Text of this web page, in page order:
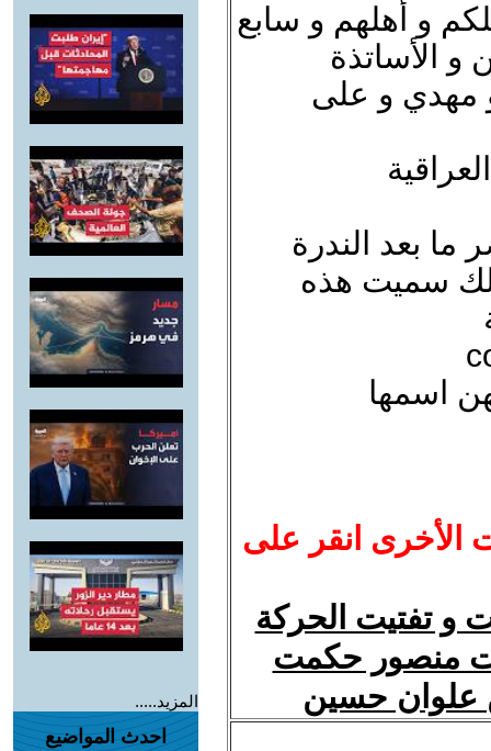
و أهلهم و سابع
و الأساتذة
مهدي و على
بعد الندرة
سميت هذه
اسمها
الأخرى انقر على
و تفتيت الحركة
أطروحات منصور حكمت
علوان حسين
المزيد.....
احدث المواضيع